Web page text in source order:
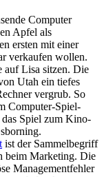
Computer
Apfel als
ersten mit einer
verkaufen wollen.
auf Lisa sitzen. Die
Utah ein tiefes
vergrub. So
Computer-Spiel-
das Spiel zum Kino-
ist der Sammelbegriff
beim Marketing. Die
Managementfehler